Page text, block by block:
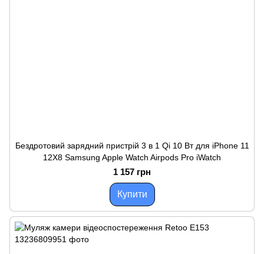
Бездротовий зарядний пристрій 3 в 1 Qi 10 Вт для iPhone 11
12X8 Samsung Apple Watch Airpods Pro iWatch
1 157 грн
Купити